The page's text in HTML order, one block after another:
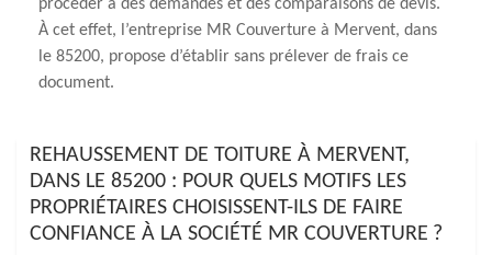
procéder à des demandes et des comparaisons de devis.
À cet effet, l’entreprise MR Couverture à Mervent, dans
le 85200, propose d’établir sans prélever de frais ce
document.
REHAUSSEMENT DE TOITURE À MERVENT,
DANS LE 85200 : POUR QUELS MOTIFS LES
PROPRIÉTAIRES CHOISISSENT-ILS DE FAIRE
CONFIANCE À LA SOCIÉTÉ MR COUVERTURE ?